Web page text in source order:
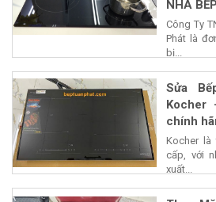
NHÀ
Công Ty
Phát là
bị...
Sửa
Kocher
chính
Kocher là
cấp, với
xuất...